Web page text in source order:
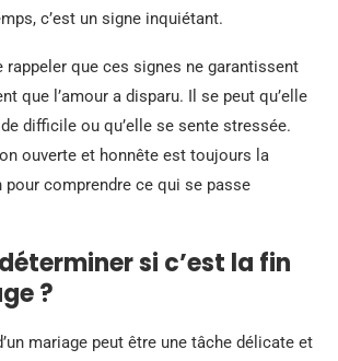
c’est un signe inquiétant.
rappeler que ces signes ne garantissent
que l’amour a disparu. Il se peut qu’elle
difficile ou qu’elle se sente stressée.
ouverte et honnête est toujours la
comprendre ce qui se passe
si c’est la fin
?
mariage peut être une tâche délicate et